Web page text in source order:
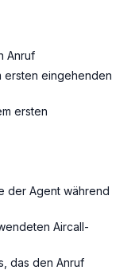
Anruf
ersten eingehenden
ersten
der Agent während
Aircall-
das den Anruf